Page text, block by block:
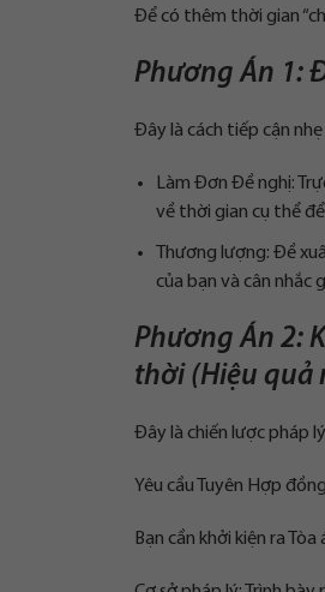
Để có thêm thời gian
Phương Án 1:
Đây là cách tiếp cận
Làm Đơn Đề nghị:
về thời gian cụ thể
Thương lượng: Đề
của bạn và cân nhắc
Phương Án 2:
thời (Hiệu quả
Đây là chiến lược pháp
Yêu cầu Tuyên Hợp
Bạn cần khởi kiện ra